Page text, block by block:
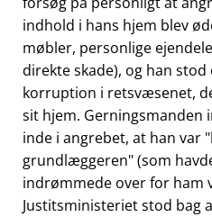
indhold i hans hjem blev
møbler, personlige
direkte skade), og han
korruption i retsvæsenet,
sit hjem.
inde i angrebet, at han var
grundlæggeren (som
indrømmede over for ham
Justitsministeriet stod bag